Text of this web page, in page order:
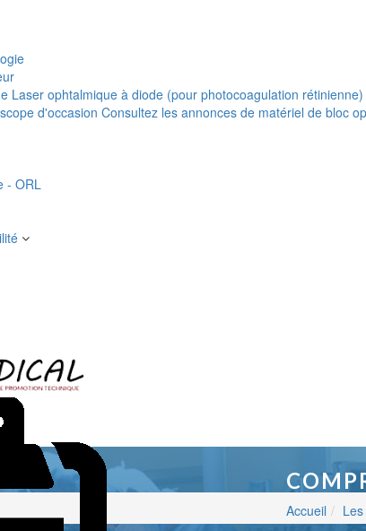
Laser ophtalmique à diode (pour photocoagulation
d'occasion Consultez les annonces de matériel de bloc
- ORL
Accueil